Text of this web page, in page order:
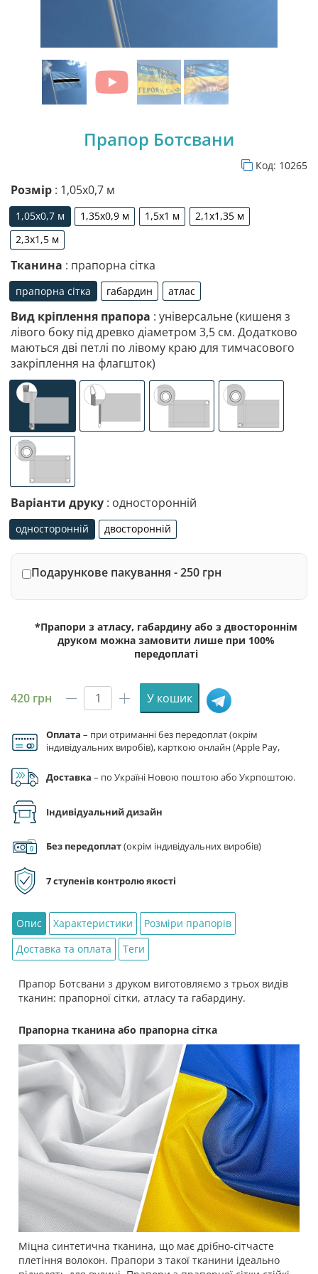
Прапор Ботсвани
Код: 10265
Розмір : 1,05х0,7 м
1,05х0,7 м
1,05х0,7 м
1,35х0,9 м
1,35х0,9 м
1,5х1 м
1,5х1 м
2,1х1,35 м
2,1х1,35 м
2,3х1,5 м
2,3х1,5 м
Тканина : прапорна сітка
прапорна сітка
прапорна сітка
габардин
габардин
атлас
атлас
Вид кріплення прапора : універсальне (кишеня з
лівого боку під древко діаметром 3,5 см. Додатково
маються дві петлі по лівому краю для тимчасового
закріплення на флагшток)
Варіанти друку : односторонній
односторонній
односторонній
двосторонній
двосторонній
Подарункове пакування - 250 грн
*Прапори з атласу, габардину або з двостороннім
друком можна замовити лише при 100%
передоплаті
420 грн
Прапор
кількість
У кошик
Оплата – при отриманні без передоплат (окрім
індивідуальних виробів), карткою онлайн (Apple Pay,
Доставка – по Україні Новою поштою або Укрпоштою.
Індивідуальний дизайн
Без передоплат(окрім індивідуальних виробів)
7 ступенів контролю якості
Опис Характеристики
Розміри прапорів
Доставка та оплата
Теги
Прапор Ботсвани з друком виготовляємо з трьох видів
тканин: прапорної сітки, атласу та габардину.
Прапорна тканина або прапорна сітка
Міцна синтетична тканина, що має дрібно-сітчасте
плетіння волокон. Прапори з такої тканини ідеально